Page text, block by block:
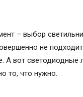
– выбор
не
А вот светодиодные
то, что нужно.